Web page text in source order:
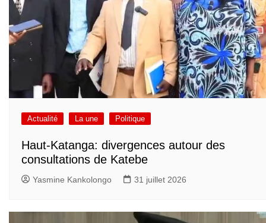
Actualité La une Politique
Haut-Katanga: divergences autour des
consultations de Katebe
Yasmine Kankolongo 31 juillet 2026